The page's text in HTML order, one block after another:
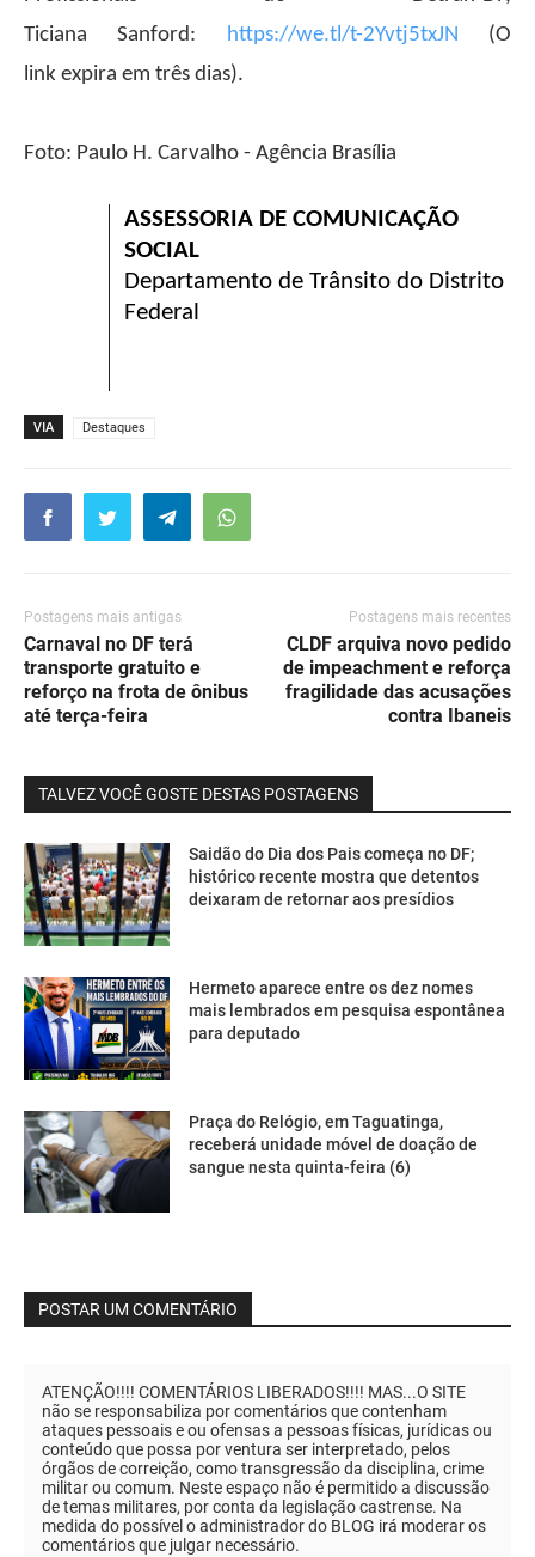
Ticiana Sanford: https://we.tl/t-2Yvtj5txJN (O
link expira em três dias).
Foto: Paulo H. Carvalho - Agência Brasília
ASSESSORIA DE COMUNICAÇÃO
SOCIAL
Departamento de Trânsito do Distrito
Federal
VIA Destaques
Postagens mais antigas
Carnaval no DF terá
transporte gratuito e
reforço na frota de ônibus
até terça-feira
Postagens mais recentes
CLDF arquiva novo pedido
de impeachment e reforça
fragilidade das acusações
contra Ibaneis
TALVEZ VOCÊ GOSTE DESTAS POSTAGENS
Saidão do Dia dos Pais começa no DF;
histórico recente mostra que detentos
deixaram de retornar aos presídios
Hermeto aparece entre os dez nomes
mais lembrados em pesquisa espontânea
para deputado
Praça do Relógio, em Taguatinga,
receberá unidade móvel de doação de
sangue nesta quinta-feira (6)
POSTAR UM COMENTÁRIO
ATENÇÃO!!!! COMENTÁRIOS LIBERADOS!!!! MAS...O SITE
não se responsabiliza por comentários que contenham
ataques pessoais e ou ofensas a pessoas físicas, jurídicas ou
conteúdo que possa por ventura ser interpretado, pelos
órgãos de correição, como transgressão da disciplina, crime
militar ou comum. Neste espaço não é permitido a discussão
de temas militares, por conta da legislação castrense. Na
medida do possível o administrador do BLOG irá moderar os
comentários que julgar necessário.